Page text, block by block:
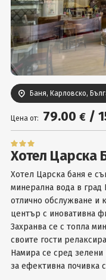
Услуги
Вход
Баня, Карловско,
Цена от: 79.00 € /
Хотел Царска
Хотел Царска баня е
минерална вода в град
отлично обслужване и
център с иновативна
Захранва се с топла
своите гости
Намира се сред
за ефективна почивка